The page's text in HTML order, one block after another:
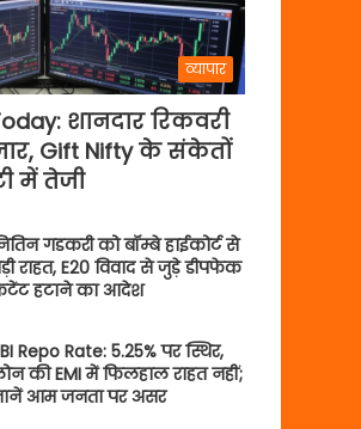
व्यापार
शानदार रिकवरी
Gift Nifty के संकेतों
में तेजी
गडकरी को बॉम्बे हाईकोर्ट से
राहत, E20 विवाद से जुड़े डीपफेक
हटाने का आदेश
Repo Rate: 5.25% पर स्थिर,
की EMI में फिलहाल राहत नहीं;
आम जनता पर असर